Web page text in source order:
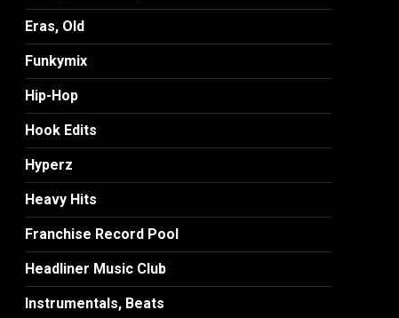
Eras, Old
Funkymix
Hip-Hop
Hook Edits
Hyperz
Heavy Hits
Franchise Record Pool
Headliner Music Club
Instrumentals, Beats